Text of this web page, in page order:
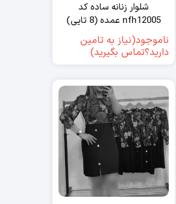
شلوار زنانه ساده کد
nfh12005 عمده (8 تایی)
ناموجود(نیاز به تامین
دارید؟تماس بگیرید)